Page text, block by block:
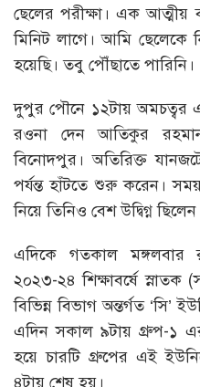
ছেলের পরীক্ষা। এক আত্মীয়
মিনিট লাগে। আমি
হয়েছি। তবু পৌঁছাতে পারিনি।
দুপুর পৌনে ১২টায় অমচত্বর
রওনা দেন আতিকুর
বিনোদপুর। অতিরিক্ত
পর্যন্ত হাঁটতে শুরু করেন।
নিয়ে তিনিও বেশ উদ্বিগ্ন
এদিকে গতকাল মঙ্গলবার
২০২৩-২৪ শিক্ষাবর্ষে স্নাতক
বিভিন্ন বিভাগ অন্তর্গত ‘সি’
এদিন সকাল ৯টায় গ্রুপ-১
হয়ে চারটি গ্রুপের এই
৪টায় শেষ হয়।